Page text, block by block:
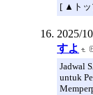
[ ▲トッ
2025/
すよ
Jadwal
untuk